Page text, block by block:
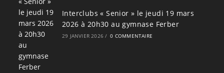
Interclubs « Senior » le jeudi 19 mars
2026 à 20h30 au gymnase Ferber
29 JANVIER 2026 / 0 COMMENTAIRE